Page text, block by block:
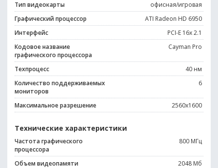
Тип видеокарты
офисная/игровая
Графический процессор
ATI Radeon HD 6950
Интерфейс
PCI-E 16x 2.1
Кодовое название
графического процессора
Cayman Pro
Техпроцесс
40 нм
Количество поддерживаемых
мониторов
6
Максимальное разрешение 2560x1600
Технические характеристики
Частота графического
процессора
800 МГц
Объем видеопамяти
2048 Мб